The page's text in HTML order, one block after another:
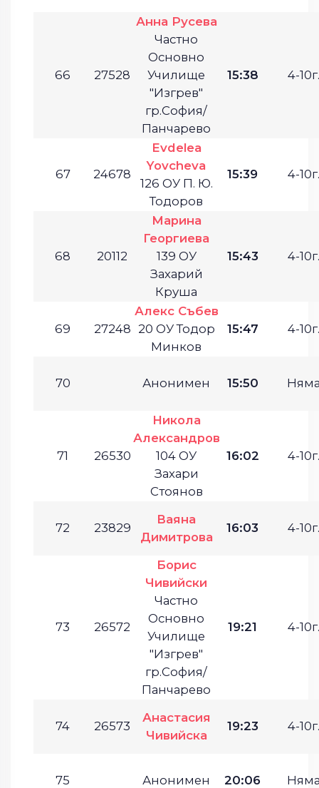
66 27528
Анна Русева
Частно
Основно
Училище
"Изгрев"
гр.София/
Панчарево
15:38 4-10г.
67 24678
Evdelea
Yovcheva
126 ОУ П. Ю.
Тодоров
15:39 4-10г.
68 20112
Марина
Георгиева
139 ОУ
Захарий
Круша
15:43 4-10г.
69 27248
Алекс Събев
20 ОУ Тодор
Минков
15:47 4-10г.
70 Анонимен 15:50
71 26530
Никола
Александров
104 ОУ
Захари
Стоянов
16:02 4-10г.
72 23829
Ваяна
Димитрова
16:03 4-10г.
73 26572
Борис
Чивийски
Частно
Основно
Училище
"Изгрев"
гр.София/
Панчарево
19:21 4-10г.
74 26573
Анастасия
Чивийска
19:23 4-10г.
75 Анонимен 20:06